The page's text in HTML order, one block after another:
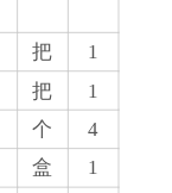
把 1
把 1
个 4
盒 1